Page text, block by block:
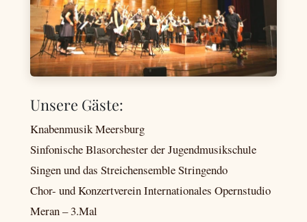
Unsere Gäste:
Knabenmusik Meersburg
Sinfonische Blasorchester der Jugendmusikschule
Singen und das Streichensemble Stringendo
Chor- und Konzertverein Internationales Opernstudio
Meran – 3.Mal